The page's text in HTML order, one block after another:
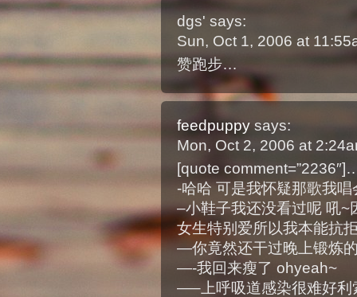
dgs' says:
Sun, Oct 1, 2006 at
赞跑步…
feedpuppy says:
Mon, Oct 2, 2006 at
[quote
-哈哈 可是我怀疑那歌我唱
–小鞋子我还没看过呢 吼~
女生特别爱所以我本能抗
—你竟然还干过晚上锻炼
—-我回来瘦了 ohyeah~
—–上呼吸道感染很难好利